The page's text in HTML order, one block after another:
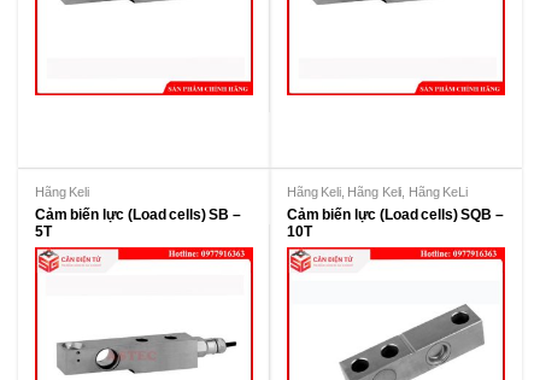
Hãng Keli
Cảm biến lực (Load cells) SB –
5T
Hãng Keli, Hãng Keli Hãng KeLi
Cảm biến lực (Load cells) SQB –
10T